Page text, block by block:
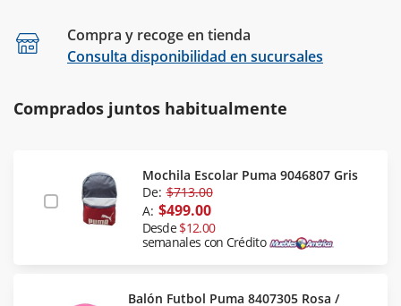
Compra y recoge en tienda
Consulta disponibilidad en sucursales
Comprados juntos habitualmente
Mochila Escolar Puma 9046807 Gris
De: $713.00
A: $499.00
Desde$12.00
semanales con Crédito
Balón Futbol Puma 8407305 Rosa /